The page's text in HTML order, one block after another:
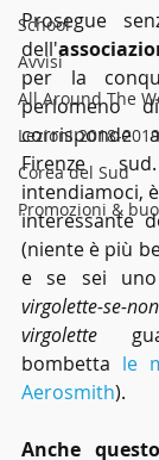
School
Avvisi
All Around The
Lezioni 2018-2019
Corea del Sud
Promozioni &
Prosegue
dell'
per la
perlomeno
corrisponde
Firenze
intendiamoci,
interessante
(niente è più
e se sei
virgolette-se-
virgolette
bombetta le
Aerosmith).
Anche